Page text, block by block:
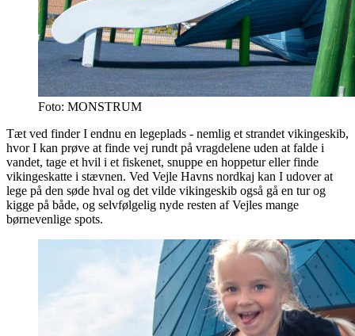
Foto: MONSTRUM
Tæt ved finder I endnu en legeplads - nemlig et strandet vikingeskib,
hvor I kan prøve at finde vej rundt på vragdelene uden at falde i
vandet, tage et hvil i et fiskenet, snuppe en hoppetur eller finde
vikingeskatte i stævnen. Ved Vejle Havns nordkaj kan I udover at
lege på den søde hval og det vilde vikingeskib også gå en tur og
kigge på både, og selvfølgelig nyde resten af Vejles mange
børnevenlige spots.